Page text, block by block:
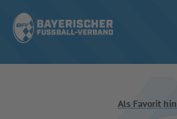
Als Favorit